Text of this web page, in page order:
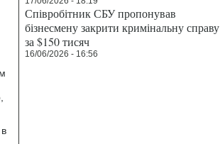
Співробітник СБУ пропонував
бізнесмену закрити кримінальну справу
за $150 тисяч
16/06/2026 - 16:56